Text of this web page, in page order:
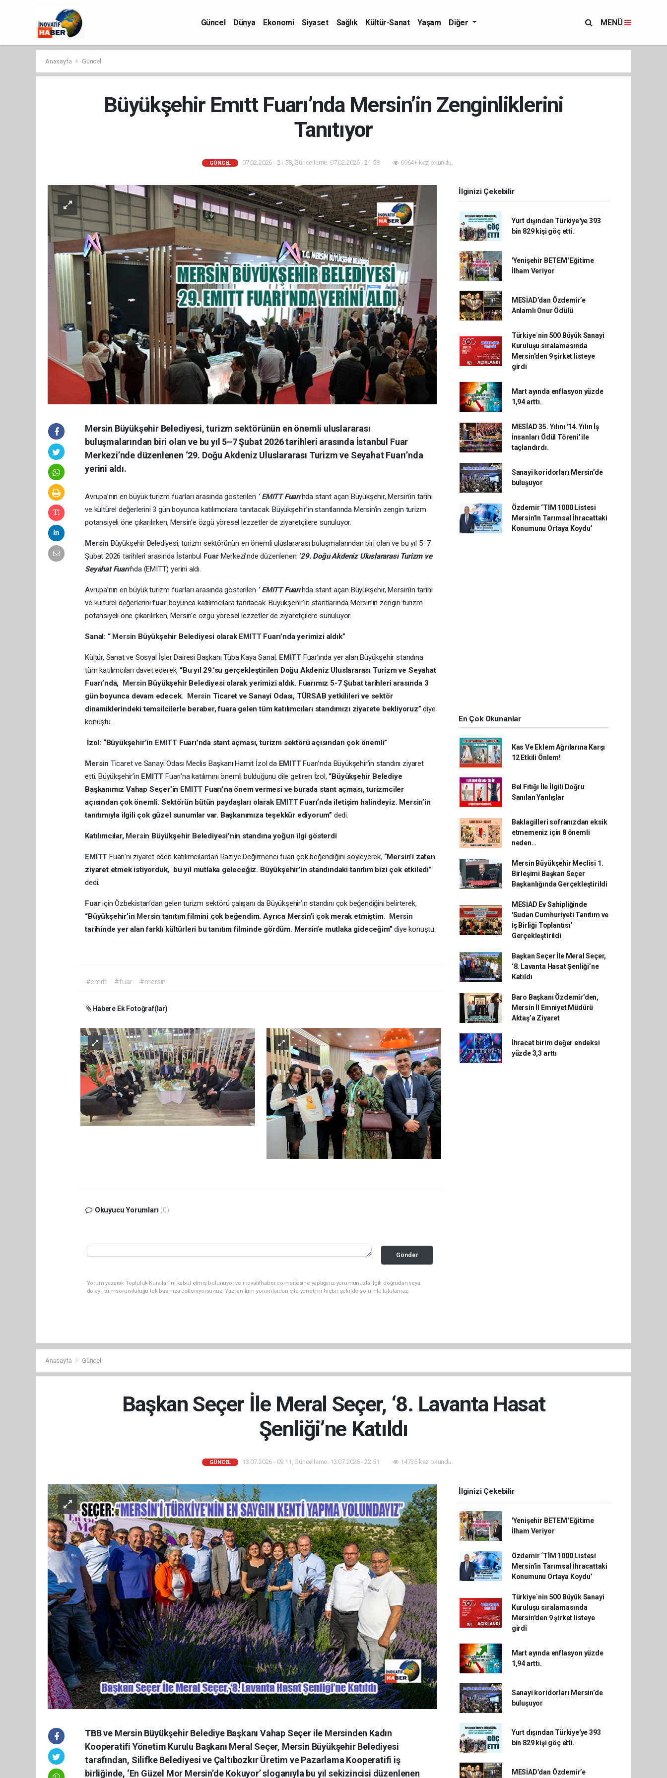
Güncel Dünya Ekonomi Siyaset Sağlık Kültür-Sanat Yaşam Diğer MENÜ
Anasayfa Güncel
Büyükşehir Emıtt Fuarı’nda Mersin’in Zenginliklerini
Tanıtıyor
GÜNCEL 07.02.2026 - 21:58, Güncelleme: 07.02.2026 - 21:58 6964+ kez okundu.
Mersin Büyükşehir Belediyesi, turizm sektörünün en önemli uluslararası
buluşmalarından biri olan ve bu yıl 5–7 Şubat 2026 tarihleri arasında İstanbul Fuar
Merkezi’nde düzenlenen ‘29. Doğu Akdeniz Uluslararası Turizm ve Seyahat Fuarı’nda
yerini aldı.
Avrupa’nın en büyük turizm fuarları arasında gösterilen ‘EMITTFuarı’nda stant açan Büyükşehir, Mersin’in tarihi
ve kültürel değerlerini 3 gün boyunca katılımcılara tanıtacak. Büyükşehir’in stantlarında Mersin’in zengin turizm
potansiyeli öne çıkarılırken, Mersin’e özgü yöresel lezzetler de ziyaretçilere sunuluyor.
Mersin Büyükşehir Belediyesi, turizm sektörünün en önemli uluslararası buluşmalarından biri olan ve bu yıl 5–7
Şubat 2026 tarihleri arasında İstanbul Fuar Merkezi’nde düzenlenen ‘29. Doğu Akdeniz Uluslararası Turizm ve
Seyahat Fuarı’nda (EMITT) yerini aldı.
Avrupa’nın en büyük turizm fuarları arasında gösterilen ‘EMITTFuarı’nda stant açan Büyükşehir, Mersin’in tarihi
ve kültürel değerlerinifuar boyunca katılımcılara tanıtacak. Büyükşehir’in stantlarında Mersin’in zengin turizm
potansiyeli öne çıkarılırken, Mersin’e özgü yöresel lezzetler de ziyaretçilere sunuluyor.
Sanal: “ Mersin Büyükşehir Belediyesi olarak EMITT Fuarı’nda yerimizi aldık”
Kültür, Sanat ve Sosyal İşler Dairesi Başkanı Tüba Kaya Sanal, EMITT Fuar’ında yer alan Büyükşehir standına
tüm katılımcıları davet ederek, “Bu yıl 29.’su gerçekleştirilen Doğu Akdeniz Uluslararası Turizm ve Seyahat
Fuarı’nda, Mersin Büyükşehir Belediyesi olarak yerimizi aldık. Fuarımız 5-7 Şubat tarihleri arasında 3
gün boyunca devam edecek. Mersin Ticaret ve Sanayi Odası, TÜRSAB yetkilileri ve sektör
dinamiklerindeki temsilcilerle beraber, fuara gelen tüm katılımcıları standımızı ziyarete bekliyoruz” diye
konuştu.
İzol: “Büyükşehir’in EMITT Fuarı’nda stant açması, turizm sektörü açısından çok önemli”
Mersin Ticaret ve Sanayi Odası Meclis Başkanı Hamit İzol da EMITTFuarı’nda Büyükşehir’in standını ziyaret
etti. Büyükşehir’in EMITTFuarı’na katılımını önemli bulduğunu dile getiren İzol, “Büyükşehir Belediye
Başkanımız Vahap Seçer’in EMITT Fuarı’na önem vermesi ve burada stant açması, turizmciler
açısından çok önemli. Sektörün bütün paydaşları olarak EMITT Fuarı’nda iletişim halindeyiz. Mersin’in
tanıtımıyla ilgili çok güzel sunumlar var. Başkanımıza teşekkür ediyorum” dedi.
Katılımcılar, Mersin Büyükşehir Belediyesi’nin standına yoğun ilgi gösterdi
EMITT Fuarı’nı ziyaret eden katılımcılardan Raziye Değirmenci fuarı çok beğendiğini söyleyerek, “Mersin’i zaten
ziyaret etmek istiyorduk, bu yıl mutlaka geleceğiz. Büyükşehir’in standındaki tanıtım bizi çok etkiledi”
dedi.
Fuariçin Özbekistan’dan gelen turizm sektörü çalışanı da Büyükşehir’in standını çok beğendiğini belirterek,
“Büyükşehir’in Mersintanıtım filmini çok beğendim. Ayrıca Mersin’i çok merak etmiştim. Mersin
tarihinde yer alan farklı kültürleri bu tanıtım filminde gördüm. Mersin’e mutlaka gideceğim”diye konuştu.
#emitt #fuar #mersin
Habere Ek Fotoğraf(lar)
Okuyucu Yorumları (0)
Gönder
Yorum yazarak Topluluk Kuralları’nı kabul etmiş bulunuyor ve inovatifhaber.com sitesine yaptığınız yorumunuzla ilgili doğrudan veya
dolaylı tüm sorumluluğu tek başınıza üstleniyorsunuz. Yazılan tüm yorumlardan site yönetimi hiçbir şekilde sorumlu tutulamaz.
İlginizi Çekebilir
Yurt dışından Türkiye'ye 393
bin 829 kişi göç etti.
'Yenişehir BETEM' Eğitime
İlham Veriyor
MESİAD’dan Özdemir’e
Anlamlı Onur Ödülü
Türkiye`nin 500 Büyük Sanayi
Kuruluşu sıralamasında
Mersin'den 9 şirket listeye
girdi
Mart ayında enflasyon yüzde
1,94 arttı.
MESİAD 35. Yılını '14. Yılın İş
İnsanları Ödül Töreni' ile
taçlandırdı.
Sanayi koridorları Mersin’de
buluşuyor
Özdemir ‘TİM 1000 Listesi
Mersin'in Tarımsal İhracattaki
Konumunu Ortaya Koydu’
En Çok Okunanlar
Kas Ve Eklem Ağrılarına Karşı
12 Etkili Önlem!
Bel Fıtığı İle İlgili Doğru
Sanılan Yanlışlar
Baklagilleri sofranızdan eksik
etmemeniz için 8 önemli
neden…
Mersin Büyükşehir Meclisi 1.
Birleşimi Başkan Seçer
Başkanlığında Gerçekleştirildi
MESİAD Ev Sahipliğinde
'Sudan Cumhuriyeti Tanıtım ve
İş Birliği Toplantısı'
Gerçekleştirildi
Başkan Seçer İle Meral Seçer,
‘8. Lavanta Hasat Şenliği’ne
Katıldı
Baro Başkanı Özdemir’den,
Mersin İl Emniyet Müdürü
Aktaş’a Ziyaret
İhracat birim değer endeksi
yüzde 3,3 arttı
Anasayfa Güncel
Başkan Seçer İle Meral Seçer, ‘8. Lavanta Hasat
Şenliği’ne Katıldı
GÜNCEL 13.07.2026 - 09:11, Güncelleme: 13.07.2026 - 22:51 14735 kez okundu.
TBB ve Mersin Büyükşehir Belediye Başkanı Vahap Seçer ile Mersinden Kadın
Kooperatifi Yönetim Kurulu Başkanı Meral Seçer, Mersin Büyükşehir Belediyesi
tarafından, Silifke Belediyesi ve Çaltıbozkır Üretim ve Pazarlama Kooperatifi iş
birliğinde, ‘En Güzel Mor Mersin’de Kokuyor’ sloganıyla bu yıl sekizincisi düzenlenen
İlginizi Çekebilir
'Yenişehir BETEM' Eğitime
İlham Veriyor
Özdemir ‘TİM 1000 Listesi
Mersin'in Tarımsal İhracattaki
Konumunu Ortaya Koydu’
Türkiye`nin 500 Büyük Sanayi
Kuruluşu sıralamasında
Mersin'den 9 şirket listeye
girdi
Mart ayında enflasyon yüzde
1,94 arttı.
Sanayi koridorları Mersin’de
buluşuyor
Yurt dışından Türkiye'ye 393
bin 829 kişi göç etti.
MESİAD’dan Özdemir’e